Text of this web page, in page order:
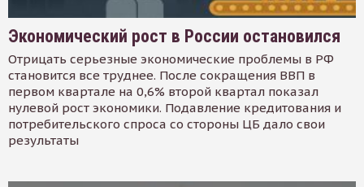
Экономический рост в России остановился
Отрицать серьезные экономические проблемы в РФ
становится все труднее. После сокращения ВВП в
первом квартале на 0,6% второй квартал показал
нулевой рост экономики. Подавление кредитования и
потребительского спроса со стороны ЦБ дало свои
результаты